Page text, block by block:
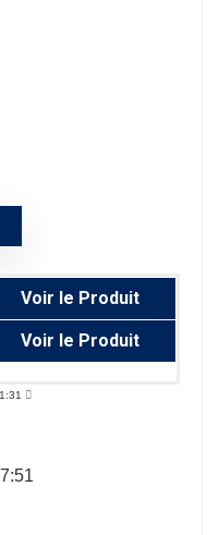
Voir le Produit
Voir le Produit